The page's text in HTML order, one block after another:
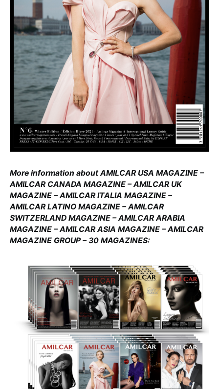
More information about AMILCAR USA MAGAZINE –
AMILCAR CANADA MAGAZINE – AMILCAR UK
MAGAZINE – AMILCAR ITALIA MAGAZINE –
AMILCAR LATINO MAGAZINE – AMILCAR
SWITZERLAND MAGAZINE – AMILCAR ARABIA
MAGAZINE – AMILCAR ASIA MAGAZINE – AMILCAR
MAGAZINE GROUP – 30 MAGAZINES: